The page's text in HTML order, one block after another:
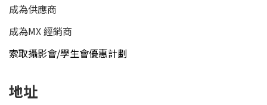
成為供應商
成為MX 經銷商
索取攝影會/學生會優惠計劃
地址